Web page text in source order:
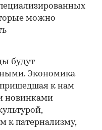
можно
будут
Экономика
пришедшая к нам
новинками
к патернализму,